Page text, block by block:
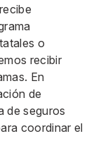
o
recibir
En
de
de seguros
coordinar el